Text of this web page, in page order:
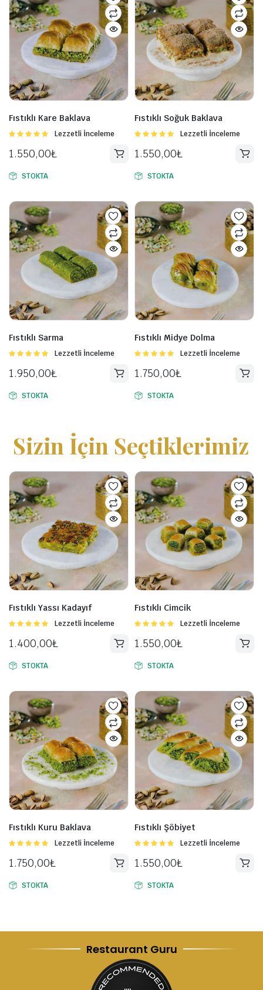
Fıstıklı Kare Baklava
5.00oy aldı
Lezzetli İnceleme
1.550,00₺
STOKTA
Fıstıklı Soğuk Baklava
5.00oy aldı
Lezzetli İnceleme
1.550,00₺
STOKTA
Fıstıklı Sarma
5.00oy aldı
Lezzetli İnceleme
1.950,00₺
STOKTA
Fıstıklı Midye Dolma
5.00oy aldı
Lezzetli İnceleme
1.750,00₺
STOKTA
Sizin İçin Seçtiklerimiz
Fıstıklı Yassı Kadayıf
5.00oy aldı
Lezzetli İnceleme
1.400,00₺
STOKTA
Fıstıklı Cimcik
5.00oy aldı
Lezzetli İnceleme
1.550,00₺
STOKTA
Fıstıklı Kuru Baklava
5.00oy aldı
Lezzetli İnceleme
1.750,00₺
STOKTA
Fıstıklı Şöbiyet
5.00oy aldı
Lezzetli İnceleme
1.550,00₺
STOKTA
Restaurant Guru